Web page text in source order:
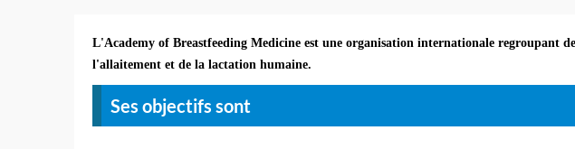
L'Academy of Breastfeeding Medicine est une organisation internationale regroupant
l'allaitement et de la lactation humaine.
Ses objectifs sont